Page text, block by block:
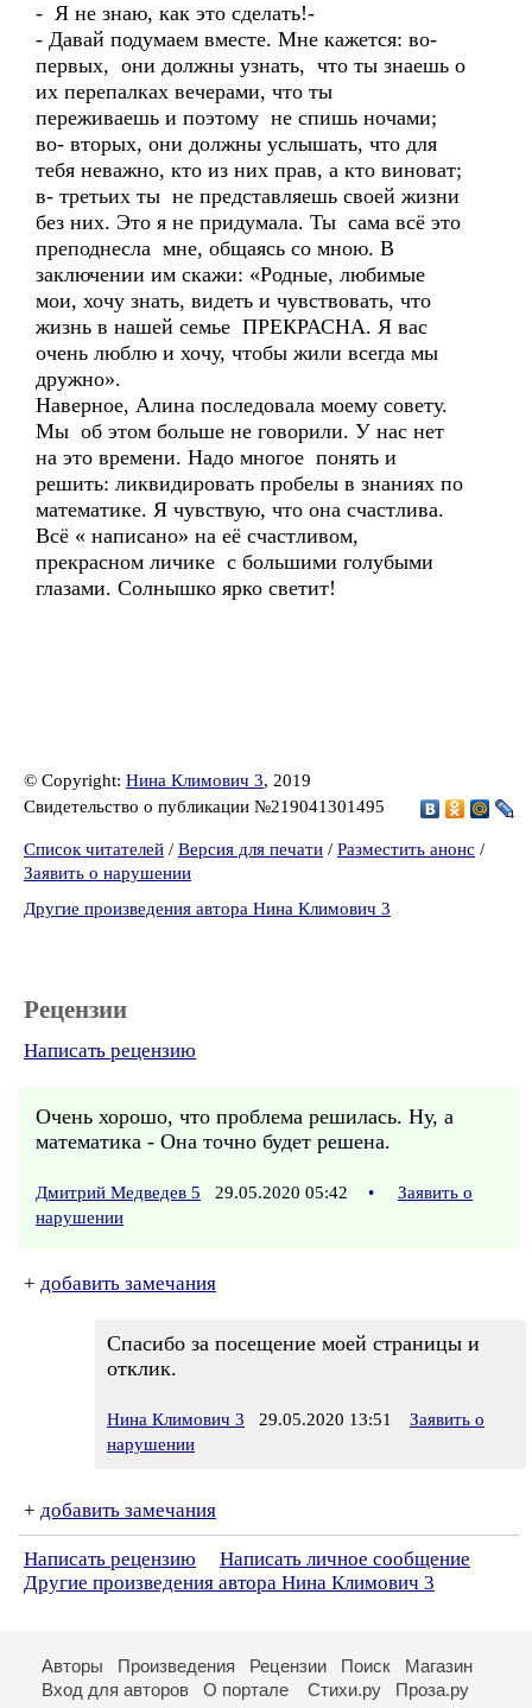
- Я не знаю, как это сделать!-
- Давай подумаем вместе. Мне кажется: во-
первых, они должны узнать, что ты знаешь о
их перепалках вечерами, что ты
переживаешь и поэтому не спишь ночами;
во- вторых, они должны услышать, что для
тебя неважно, кто из них прав, а кто виноват;
в- третьих ты не представляешь своей жизни
без них. Это я не придумала. Ты сама всё это
преподнесла мне, общаясь со мною. В
заключении им скажи: «Родные, любимые
мои, хочу знать, видеть и чувствовать, что
жизнь в нашей семье ПРЕКРАСНА. Я вас
очень люблю и хочу, чтобы жили всегда мы
дружно».
Наверное, Алина последовала моему совету.
Мы об этом больше не говорили. У нас нет
на это времени. Надо многое понять и
решить: ликвидировать пробелы в знаниях по
математике. Я чувствую, что она счастлива.
Всё « написано» на её счастливом,
прекрасном личике с большими голубыми
глазами. Солнышко ярко светит!
© Copyright: Нина Климович 3, 2019
Свидетельство о публикации №219041301495
Список читателей / Версия для печати / Разместить анонс /
Заявить о нарушении
Другие произведения автора Нина Климович 3
Рецензии
Написать рецензию
Очень хорошо, что проблема решилась. Ну, а
математика - Она точно будет решена.
Дмитрий Медведев 5 29.05.2020 05:42 •
Заявить о
нарушении
+ добавить замечания
Спасибо за посещение моей страницы и
отклик.
Нина Климович 3 29.05.2020 13:51
Заявить о
нарушении
+ добавить замечания
Написать рецензию
Написать личное сообщение
Другие произведения автора Нина Климович 3
Авторы Произведения Рецензии Поиск
Магазин
Вход для авторов
О портале Стихи.ру Проза.ру